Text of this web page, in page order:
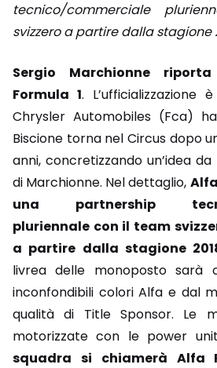
tecnico/commerciale
svizzero a partire dalla stagione
Sergio Marchionne
Formula 1. L’ufficializzazione
Chrysler Automobiles (Fca)
Biscione torna nel Circus dopo
anni, concretizzando un’idea
di Marchionne. Nel dettaglio,
una partnership
pluriennale con il team
a partire dalla stagione
livrea delle monoposto sarà
inconfondibili colori Alfa e dal
qualità di Title Sponsor. Le
motorizzate con le power
squadra si chiamerà Alfa